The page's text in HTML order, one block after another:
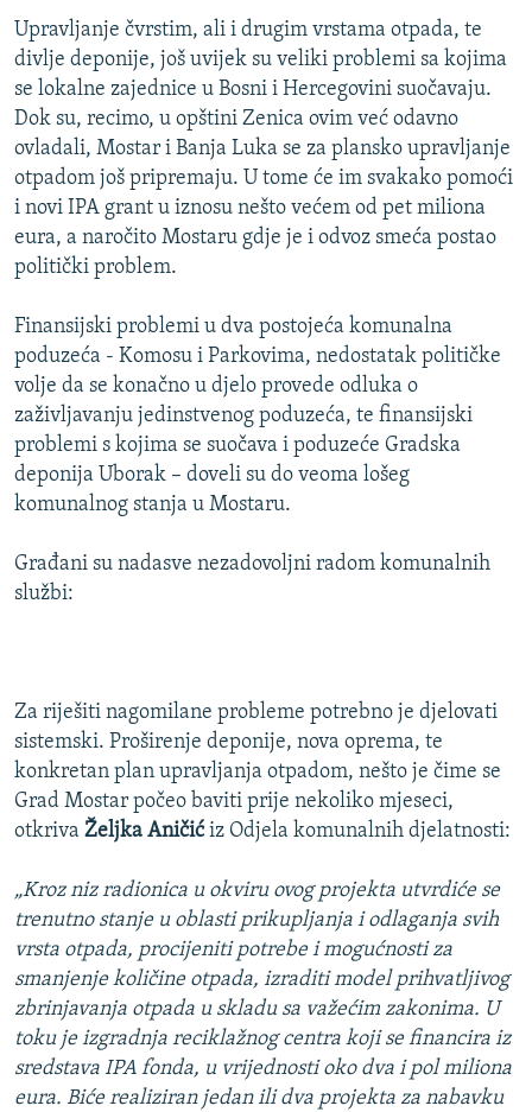
POST SCRIPTUM
MOJA EVROPA
TRI DECENIJE OD RATA U BIH
SVE KARTE DEJTONA
NASTANAK I RASPAD JUGOSLAVIJE
Sve RFE/RL stranice
Upravljanje čvrstim, ali i drugim vrstama otpada, te
divlje deponije, još uvijek su veliki problemi sa kojima
se lokalne zajednice u Bosni i Hercegovini suočavaju.
Dok su, recimo, u opštini Zenica ovim već odavno
ovladali, Mostar i Banja Luka se za plansko upravljanje
otpadom još pripremaju. U tome će im svakako pomoći
i novi IPA grant u iznosu nešto većem od pet miliona
eura, a naročito Mostaru gdje je i odvoz smeća postao
politički problem.
Finansijski problemi u dva postojeća komunalna
poduzeća - Komosu i Parkovima, nedostatak političke
volje da se konačno u djelo provede odluka o
zaživljavanju jedinstvenog poduzeća, te finansijski
problemi s kojima se suočava i poduzeće Gradska
deponija Uborak – doveli su do veoma lošeg
komunalnog stanja u Mostaru.
Građani su nadasve nezadovoljni radom komunalnih
službi:
Za riješiti nagomilane probleme potrebno je djelovati
sistemski. Proširenje deponije, nova oprema, te
konkretan plan upravljanja otpadom, nešto je čime se
Grad Mostar počeo baviti prije nekoliko mjeseci,
otkriva Željka Aničićiz Odjela komunalnih djelatnosti:
„Kroz niz radionica u okviru ovog projekta utvrdiće se
trenutno stanje u oblasti prikupljanja i odlaganja svih
vrsta otpada, procijeniti potrebe i mogućnosti za
smanjenje količine otpada, izraditi model prihvatljivog
zbrinjavanja otpada u skladu sa važećim zakonima. U
toku je izgradnja reciklažnog centra koji se financira iz
sredstava IPA fonda, u vrijednosti oko dva i pol miliona
eura. Biće realiziran jedan ili dva projekta za nabavku